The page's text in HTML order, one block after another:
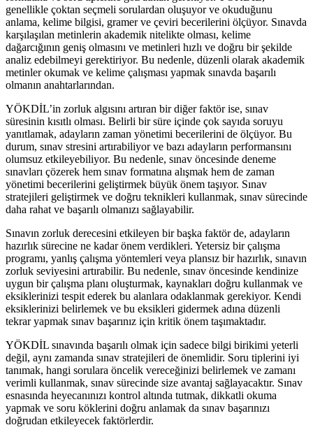
genellikle çoktan seçmeli sorulardan oluşuyor ve okuduğunu
anlama, kelime bilgisi, gramer ve çeviri becerilerini ölçüyor. Sınavda
karşılaşılan metinlerin akademik nitelikte olması, kelime
dağarcığının geniş olmasını ve metinleri hızlı ve doğru bir şekilde
analiz edebilmeyi gerektiriyor. Bu nedenle, düzenli olarak akademik
metinler okumak ve kelime çalışması yapmak sınavda başarılı
olmanın anahtarlarından.
YÖKDİL’in zorluk algısını artıran bir diğer faktör ise, sınav
süresinin kısıtlı olması. Belirli bir süre içinde çok sayıda soruyu
yanıtlamak, adayların zaman yönetimi becerilerini de ölçüyor. Bu
durum, sınav stresini artırabiliyor ve bazı adayların performansını
olumsuz etkileyebiliyor. Bu nedenle, sınav öncesinde deneme
sınavları çözerek hem sınav formatına alışmak hem de zaman
yönetimi becerilerini geliştirmek büyük önem taşıyor. Sınav
stratejileri geliştirmek ve doğru teknikleri kullanmak, sınav sürecinde
daha rahat ve başarılı olmanızı sağlayabilir.
Sınavın zorluk derecesini etkileyen bir başka faktör de, adayların
hazırlık sürecine ne kadar önem verdikleri. Yetersiz bir çalışma
programı, yanlış çalışma yöntemleri veya plansız bir hazırlık, sınavın
zorluk seviyesini artırabilir. Bu nedenle, sınav öncesinde kendinize
uygun bir çalışma planı oluşturmak, kaynakları doğru kullanmak ve
eksiklerinizi tespit ederek bu alanlara odaklanmak gerekiyor. Kendi
eksiklerinizi belirlemek ve bu eksikleri gidermek adına düzenli
tekrar yapmak sınav başarınız için kritik önem taşımaktadır.
YÖKDİL sınavında başarılı olmak için sadece bilgi birikimi yeterli
değil, aynı zamanda sınav stratejileri de önemlidir. Soru tiplerini iyi
tanımak, hangi sorulara öncelik vereceğinizi belirlemek ve zamanı
verimli kullanmak, sınav sürecinde size avantaj sağlayacaktır. Sınav
esnasında heyecanınızı kontrol altında tutmak, dikkatli okuma
yapmak ve soru köklerini doğru anlamak da sınav başarınızı
doğrudan etkileyecek faktörlerdir.